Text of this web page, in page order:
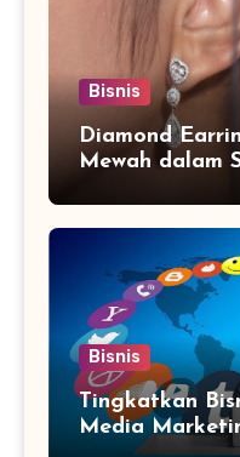
Bisnis
Diamond
Mewah dalam
Bisnis
Tingkatkan
Media